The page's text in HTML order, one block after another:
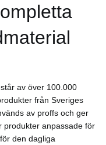
av över 100.000
från Sveriges
av proffs och ger
produkter anpassade för
den dagliga